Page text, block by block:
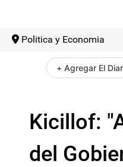
Politica y Economia
+ Agregar El
Kicillof:
del